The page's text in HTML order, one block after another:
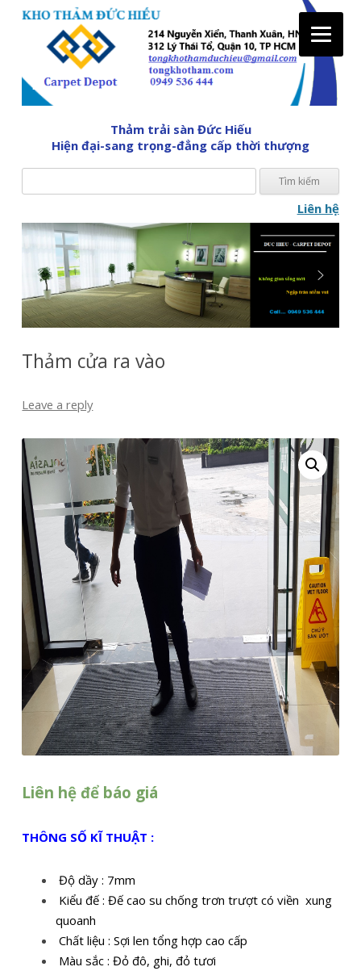
Thảm trải sàn Đức Hiếu
Hiện đại-sang trọng-đẳng cấp thời thượng
Liên hệ
Skip
to
content
Thảm cửa ra vào
Leave a reply
Liên hệ để báo giá
THÔNG SỐ KĨ THUẬT :
Độ dầy : 7mm
Kiểu đế : Đế cao su chống trơn trượt có viền xung
quoanh
Chất liệu : Sợi len tổng hợp cao cấp
Màu sắc : Đỏ đô, ghi, đỏ tươi